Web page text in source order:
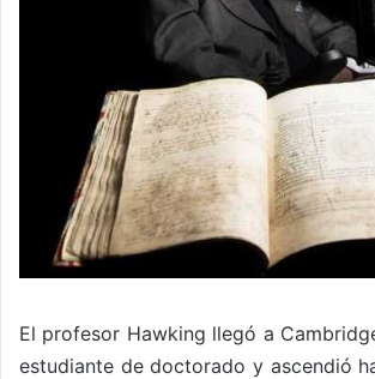
El profesor Hawking llegó a
estudiante de doctorado y ascendió